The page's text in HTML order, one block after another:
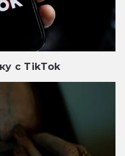
с TikTok